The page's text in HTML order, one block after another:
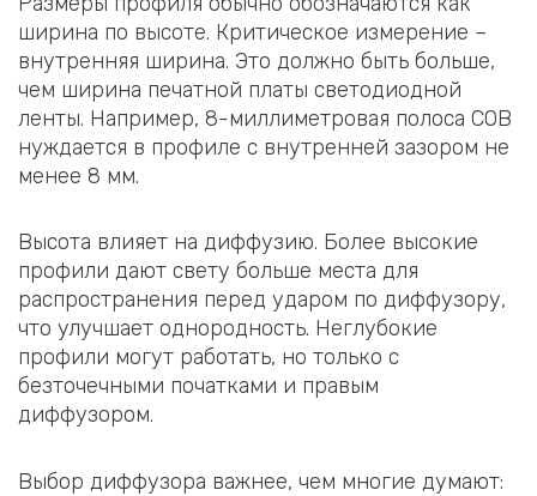
ширина по высоте. Критическое измерение –
внутренняя ширина. Это должно быть больше,
чем ширина печатной платы светодиодной
ленты. Например, 8-миллиметровая полоса COB
нуждается в профиле с внутренней зазором не
менее 8 мм.
Высота влияет на диффузию. Более высокие
профили дают свету больше места для
распространения перед ударом по диффузору,
что улучшает однородность. Неглубокие
профили могут работать, но только с
безточечными початками и правым
диффузором.
Выбор диффузора важнее, чем многие думают: